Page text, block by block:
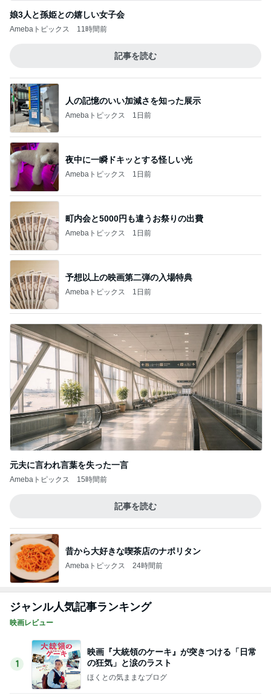
娘3人と孫姫との嬉しい女子会
Amebaトピックス 11時間前
記事を読む
人の記憶のいい加減さを知った展示
Amebaトピックス 1日前
夜中に一瞬ドキッとする怪しい光
Amebaトピックス 1日前
町内会と5000円も違うお祭りの出費
Amebaトピックス 1日前
予想以上の映画第二弾の入場特典
Amebaトピックス 1日前
元夫に言われ言葉を失った一言
Amebaトピックス 15時間前
記事を読む
昔から大好きな喫茶店のナポリタン
Amebaトピックス 24時間前
ジャンル人気記事ランキング
映画レビュー
1
映画『大統領のケーキ』が突きつける「日常
の狂気」と涙のラスト
ほくとの気ままなブログ